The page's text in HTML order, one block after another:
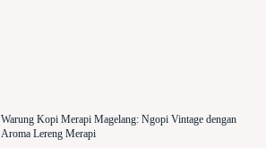
Warung Kopi Merapi Magelang: Ngopi Vintage dengan
Aroma Lereng Merapi